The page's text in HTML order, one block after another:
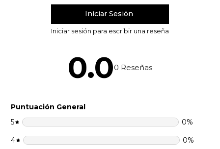
0.00 Reseñas
Puntuación General
5
0%
4 0%